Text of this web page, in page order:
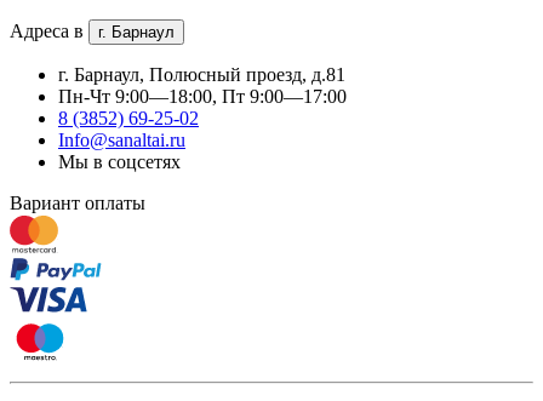
Адреса в г. Барнаул
г. Барнаул, Полюсный проезд, д.81
Пн-Чт 9:00—18:00, Пт 9:00—17:00
8 (3852) 69-25-02
Info@sanaltai.ru
Мы в соцсетях
Вариант оплаты